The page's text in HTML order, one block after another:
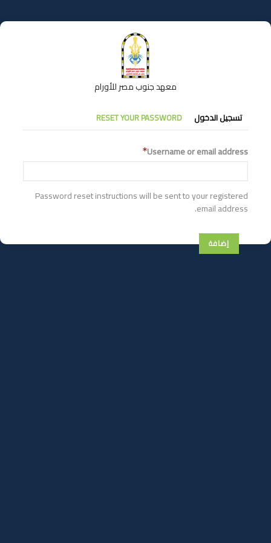
إلى
المحتوى
معهد جنوب مصر للأورام
التبويبات
الأساسية
تسجيل الدخول RESET YOUR PASSWORD
Username or email address
Password reset instructions will be sent to your registered
email address.